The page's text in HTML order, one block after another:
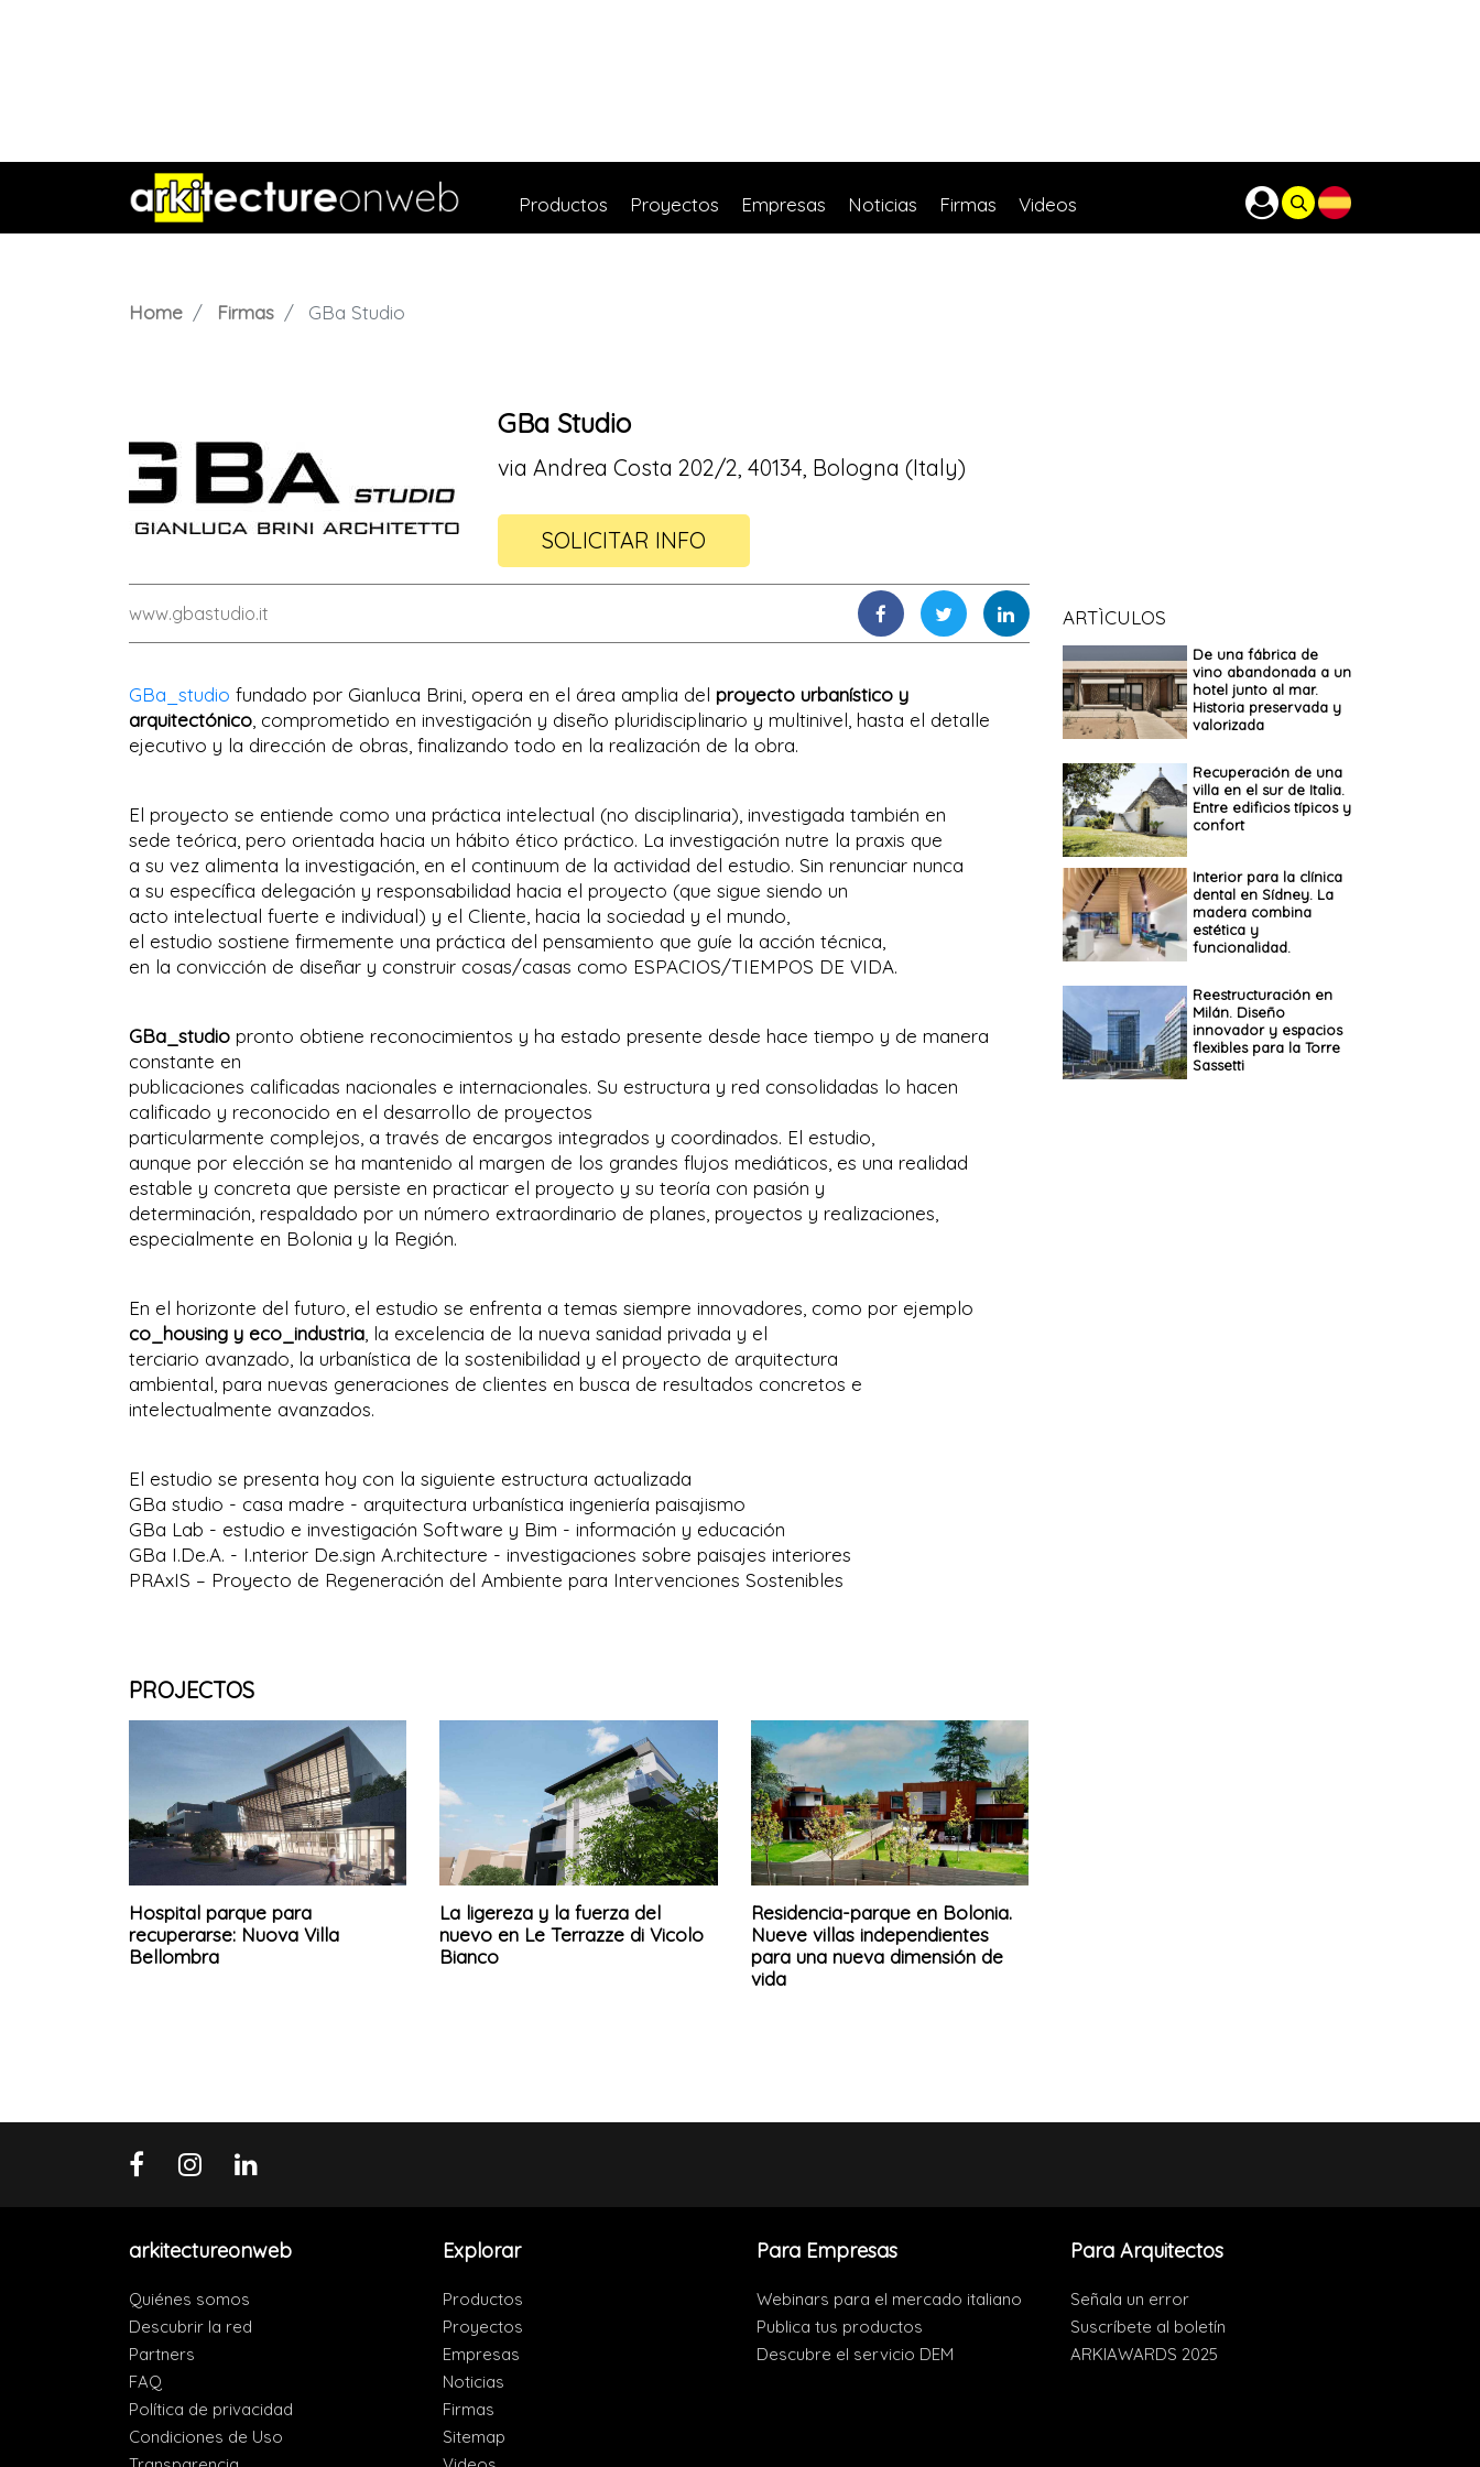
Productos Proyectos Empresas Noticias Firmas Videos
Home Firmas GBa Studio
GBa Studio
via Andrea Costa 202/2, 40134, Bologna (Italy)
SOLICITAR INFO
www.gbastudio.it
GBa_studio fundado por Gianluca Brini, opera en el área amplia del proyecto urbanístico y
arquitectónico , comprometido en investigación y diseño pluridisciplinario y multinivel, hasta el detalle
ejecutivo y la dirección de obras, finalizando todo en la realización de la obra.
El proyecto se entiende como una práctica intelectual (no disciplinaria), investigada también en
sede teórica, pero orientada hacia un hábito ético práctico. La investigación nutre la praxis que
a su vez alimenta la investigación, en el continuum de la actividad del estudio. Sin renunciar nunca
a su específica delegación y responsabilidad hacia el proyecto (que sigue siendo un
acto intelectual fuerte e individual) y el Cliente, hacia la sociedad y el mundo,
el estudio sostiene firmemente una práctica del pensamiento que guíe la acción técnica,
en la convicción de diseñar y construir cosas/casas como ESPACIOS/TIEMPOS DE VIDA.
GBa_studio pronto obtiene reconocimientos y ha estado presente desde hace tiempo y de manera
constante en
publicaciones calificadas nacionales e internacionales. Su estructura y red consolidadas lo hacen
calificado y reconocido en el desarrollo de proyectos
particularmente complejos, a través de encargos integrados y coordinados. El estudio,
aunque por elección se ha mantenido al margen de los grandes flujos mediáticos, es una realidad
estable y concreta que persiste en practicar el proyecto y su teoría con pasión y
determinación, respaldado por un número extraordinario de planes, proyectos y realizaciones,
especialmente en Bolonia y la Región.
En el horizonte del futuro, el estudio se enfrenta a temas siempre innovadores, como por ejemplo
co_housing y eco_industria , la excelencia de la nueva sanidad privada y el
terciario avanzado, la urbanística de la sostenibilidad y el proyecto de arquitectura
ambiental, para nuevas generaciones de clientes en busca de resultados concretos e
intelectualmente avanzados.
El estudio se presenta hoy con la siguiente estructura actualizada
GBa studio - casa madre - arquitectura urbanística ingeniería paisajismo
GBa Lab - estudio e investigación Software y Bim - información y educación
GBa I.De.A. - I.nterior De.sign A.rchitecture - investigaciones sobre paisajes interiores
PRAxIS – Proyecto de Regeneración del Ambiente para Intervenciones Sostenibles
PROJECTOS
Hospital parque para
recuperarse: Nuova Villa
Bellombra
La ligereza y la fuerza del
nuevo en Le Terrazze di Vicolo
Bianco
Residencia-parque en Bolonia.
Nueve villas independientes
para una nueva dimensión de
vida
ARTÌCULOS
De una fábrica de
vino abandonada a un
hotel junto al mar.
Historia preservada y
valorizada
Recuperación de una
villa en el sur de Italia.
Entre edificios típicos y
confort
Interior para la clínica
dental en Sídney. La
madera combina
estética y
funcionalidad.
Reestructuración en
Milán. Diseño
innovador y espacios
flexibles para la Torre
Sassetti
arkitectureonweb
Quiénes somos
Descubrir la red
Partners
FAQ
Política de privacidad
Condiciones de Uso
Explorar
Productos
Proyectos
Empresas
Noticias
Firmas
Sitemap
Para Empresas
Webinars para el mercado italiano
Publica tus productos
Descubre el servicio DEM
Para Arquitectos
Señala un error
Suscríbete al boletín
ARKIAWARDS 2025